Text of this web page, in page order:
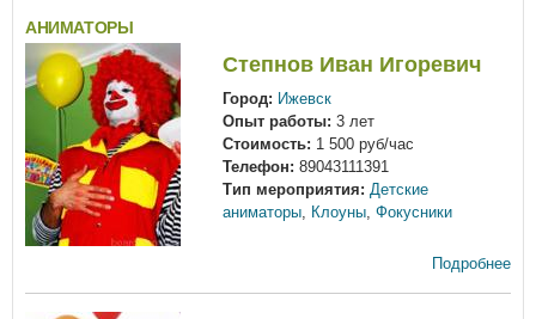
АНИМАТОРЫ
Степнов Иван Игоревич
Город: Ижевск
Опыт работы: 3 лет
Стоимость: 1 500 руб/час
Телефон: 89043111391
Тип мероприятия: Детские
аниматоры Клоуны Фокусники
Подробнее